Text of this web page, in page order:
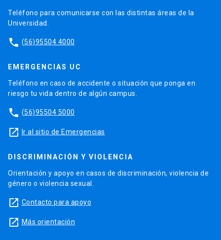
Teléfono para comunicarse con las distintas áreas de la
Universidad.
phone (56)95504 4000
EMERGENCIAS UC
Teléfono en caso de accidente o situación que ponga en
riesgo tu vida dentro de algún campus.
phone (56)95504 5000
launch Ir al sitio de Emergencias
DISCRIMINACIÓN Y VIOLENCIA
Orientación y apoyo en casos de discriminación, violencia de
género o violencia sexual.
launch Contacto para apoyo
launch Más orientación